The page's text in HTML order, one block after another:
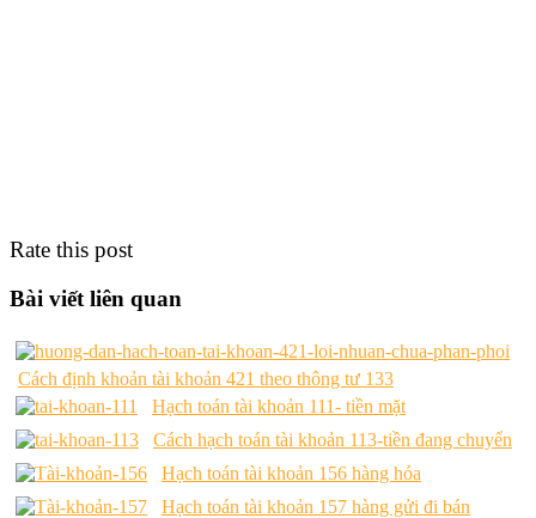
Rate this post
Bài viết liên quan
Cách định khoản tài khoản 421 theo thông tư 133
Hạch toán tài khoản 111- tiền mặt
Cách hạch toán tài khoản 113-tiền đang chuyển
Hạch toán tài khoản 156 hàng hóa
Hạch toán tài khoản 157 hàng gửi đi bán